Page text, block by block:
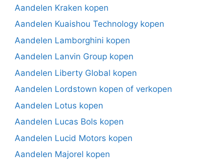
Aandelen Kraken kopen
Aandelen Kuaishou Technology kopen
Aandelen Lamborghini kopen
Aandelen Lanvin Group kopen
Aandelen Liberty Global kopen
Aandelen Lordstown kopen of verkopen
Aandelen Lotus kopen
Aandelen Lucas Bols kopen
Aandelen Lucid Motors kopen
Aandelen Majorel kopen